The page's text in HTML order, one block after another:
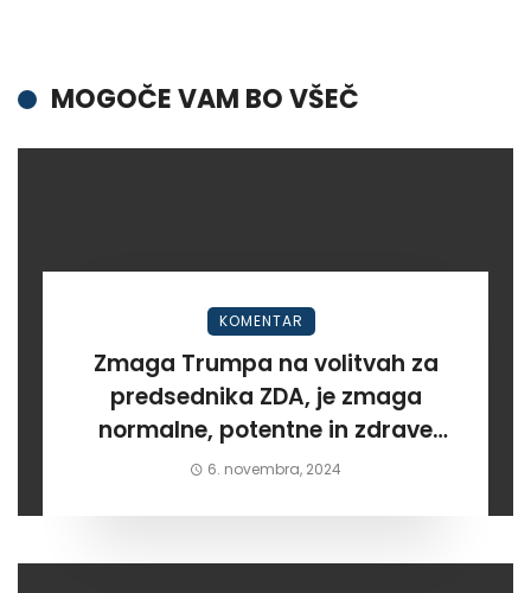
MOGOČE VAM BO VŠEČ
KOMENTAR
Zmaga Trumpa na volitvah za
predsednika ZDA, je zmaga
normalne, potentne in zdrave
opcije
6. novembra, 2024